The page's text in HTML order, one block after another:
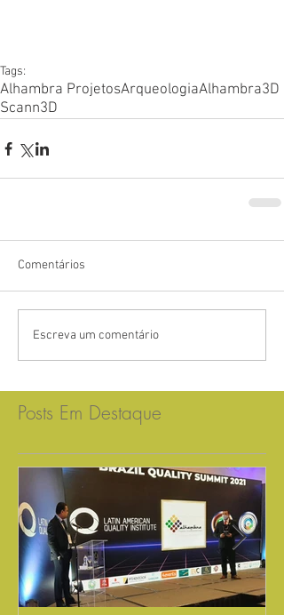
Posts Em Destaque
Tags:
Alhambra ProjetosArqueologiaAlhambra3D
Scann3D
Comentários
Escreva um comentário